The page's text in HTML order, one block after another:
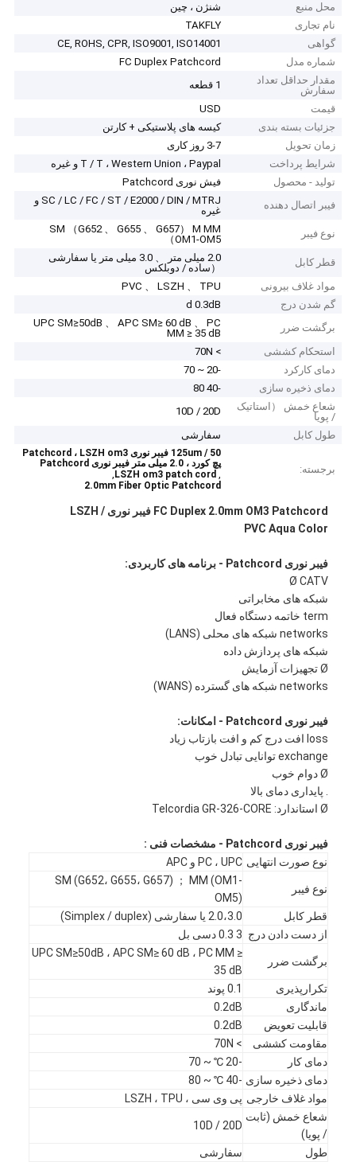
محل منبع
شنژن ، چین
نام تجاری
TAKFLY
گواهی
CE, ROHS, CPR, ISO9001, ISO14001
شماره مدل
FC Duplex Patchcord
مقدار حداقل تعداد
سفارش
1 قطعه
قیمت
USD
جزئیات بسته بندی
کیسه های پلاستیکی + کارتن
زمان تحویل
3-7 روز کاری
شرایط پرداخت
T / T ، Western Union ، Paypal و غیره
تولید - محصول
فیش نوری Patchcord
فیبر اتصال دهنده
SC / LC / FC / ST / E2000 / DIN / MTRJ و
غیره
نوع فیبر
SM （G652 、 G655 、 G657） M MM
（OM1-OM5
قطر کابل
2.0 میلی متر 、 3.0 میلی متر یا سفارشی
（ساده / دوبلکس
مواد غلاف بیرونی
PVC 、 LSZH 、 TPU
گم شدن درج
d 0.3dB
برگشت ضرر
UPC SM≥50dB 、 APC SM≥ 60 dB 、 PC
MM ≥ 35 dB
استحکام کششی
> 70N
دمای کارکرد
-20 ~ 70
دمای ذخیره سازی
-40 80
شعاع خمش （استاتیک
/ پویا
10D / 20D
طول کابل
سفارشی
برجسته:
50 / 125um فیبر نوری Patchcord ، LSZH om3
پچ کورد ، 2.0 میلی متر فیبر نوری Patchcord
,
LSZH om3 patch cord
,
2.0mm Fiber Optic Patchcord
FC Duplex 2.0mm OM3 Patchcord فیبر نوری LSZH /
PVC Aqua Color
فیبر نوری Patchcord - برنامه های کاربردی:
Ø CATV
شبکه های مخابراتی
term خاتمه دستگاه فعال
networks شبکه های محلی (LANS)
شبکه های پردازش داده
Ø تجهیزات آزمایش
networks شبکه های گسترده (WANS)
فیبر نوری Patchcord -
امکانات:
loss افت درج کم و افت بازتاب زیاد
exchange توانایی تبادل خوب
Ø دوام خوب
. پایداری دمای بالا
Ø استاندارد: Telcordia GR-326-CORE
فیبر نوری Patchcord -
مشخصات فنی :
نوع صورت انتهایی PC ، UPC و APC
نوع فیبر
SM (G652، G655، G657) ； MM (OM1-
OM5)
قطر کابل
2.0،3.0 یا سفارشی (Simplex / duplex)
از دست دادن درج 3 0.3 دسی بل
برگشت ضرر
UPC SM≥50dB ، APC SM≥ 60 dB ، PC MM ≥
35 dB
تکرارپذیری
0.1 پوند
ماندگاری
0.2dB
قابلیت تعویض
0.2dB
مقاومت کششی
> 70N
دمای کار
-20 ℃ ~ 70
دمای ذخیره سازی -40 ℃ ~ 80
مواد غلاف خارجی پی وی سی ، LSZH ، TPU
شعاع خمش (ثابت
/ پویا)
10D / 20D
طول سفارشی